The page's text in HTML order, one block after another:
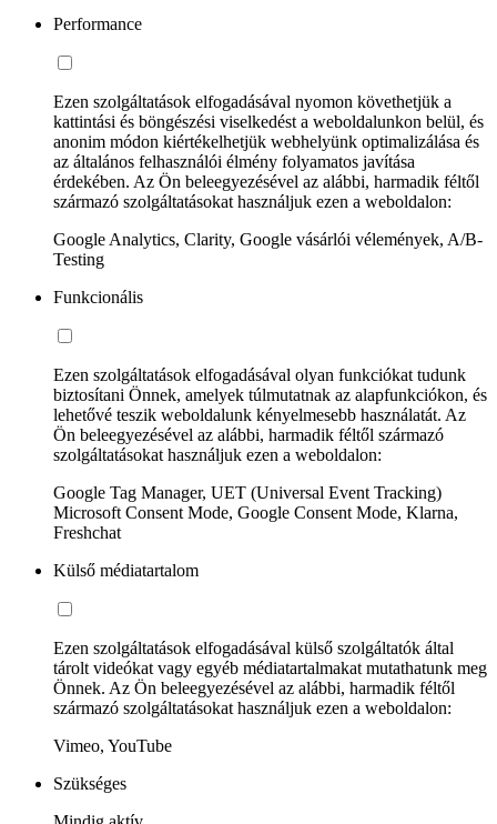
Performance
Ezen szolgáltatások elfogadásával nyomon követhetjük a
kattintási és böngészési viselkedést a weboldalunkon belül, és
anonim módon kiértékelhetjük webhelyünk optimalizálása és
az általános felhasználói élmény folyamatos javítása
érdekében. Az Ön beleegyezésével az alábbi, harmadik féltől
származó szolgáltatásokat használjuk ezen a weboldalon:
Google Analytics, Clarity, Google vásárlói vélemények, A/B-
Testing
Funkcionális
Ezen szolgáltatások elfogadásával olyan funkciókat tudunk
biztosítani Önnek, amelyek túlmutatnak az alapfunkciókon, és
lehetővé teszik weboldalunk kényelmesebb használatát. Az
Ön beleegyezésével az alábbi, harmadik féltől származó
szolgáltatásokat használjuk ezen a weboldalon:
Google Tag Manager, UET (Universal Event Tracking)
Microsoft Consent Mode, Google Consent Mode, Klarna,
Freshchat
Külső médiatartalom
Ezen szolgáltatások elfogadásával külső szolgáltatók által
tárolt videókat vagy egyéb médiatartalmakat mutathatunk meg
Önnek. Az Ön beleegyezésével az alábbi, harmadik féltől
származó szolgáltatásokat használjuk ezen a weboldalon:
Vimeo, YouTube
Szükséges